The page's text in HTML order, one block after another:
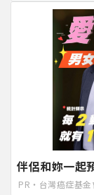
伴侶和妳一起
PR・台灣癌症基金